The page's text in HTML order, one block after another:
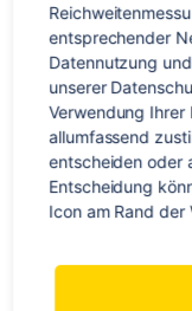
Du möchtest deine
vielseitige Stadt
Dann ist eine
für dich! Valencia
Einwohner für ihr
Fiestas bekannt
Sonnentage im […]
Schlagwörter
Reisetipps,
entsprechender
Datennutzung
unserer
Verwendung
allumfassend
entscheiden oder
Entscheidung
Icon am Rand der